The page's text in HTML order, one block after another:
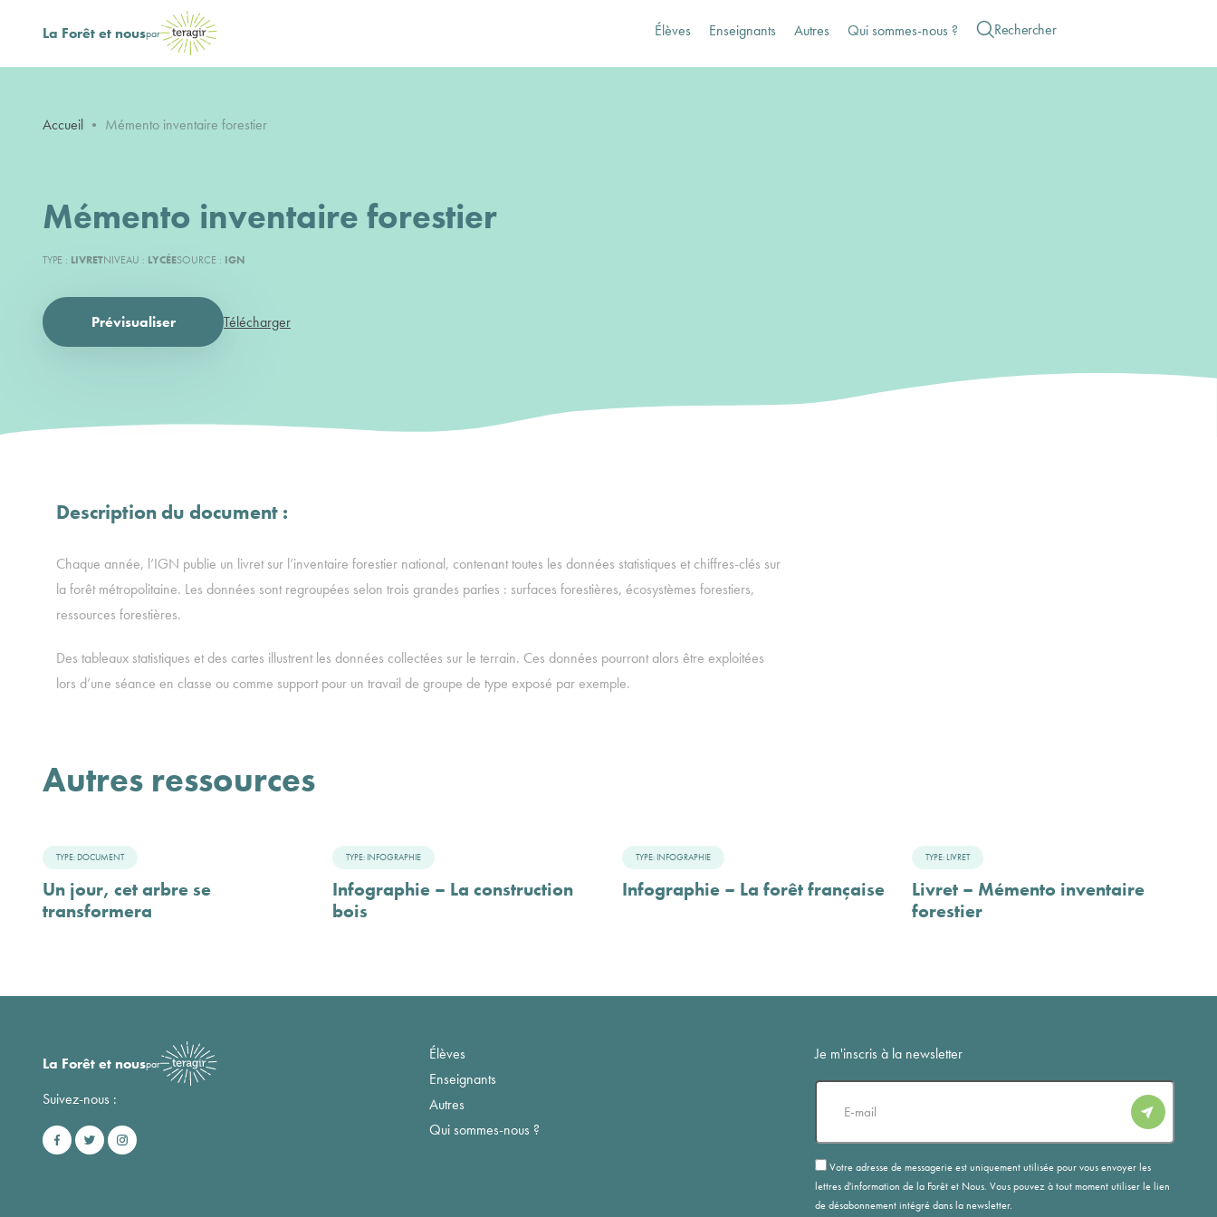
La Forêt et nouspar Élèves Enseignants Autres Qui sommes-nous ?
Accueil • Mémento inventaire forestier
Mémento inventaire forestier
TYPE : LIVRETNIVEAU : LYCÉESOURCE : IGN
Prévisualiser Télécharger
Description du document :
Chaque année, l’IGN publie un livret sur l’inventaire forestier national, contenant toutes les données statistiques et chiffres-clés sur
la forêt métropolitaine. Les données sont regroupées selon trois grandes parties : surfaces forestières, écosystèmes forestiers,
ressources forestières.
Des tableaux statistiques et des cartes illustrent les données collectées sur le terrain. Ces données pourront alors être exploitées
lors d’une séance en classe ou comme support pour un travail de groupe de type exposé par exemple.
Autres ressources
TYPE: DOCUMENT
Un jour, cet arbre se
transformera
TYPE: INFOGRAPHIE
Infographie – La construction
bois
TYPE: INFOGRAPHIE
Infographie – La forêt française
TYPE: LIVRET
Livret – Mémento inventaire
forestier
La Forêt et nouspar
Suivez-nous :
Élèves
Enseignants
Autres
Qui sommes-nous ?
Je m'inscris à la newsletter
RGPD
Votre adresse de messagerie est uniquement utilisée pour vous envoyer les
lettres d'information de la Forêt et Nous. Vous pouvez à tout moment utiliser le lien
de désabonnement intégré dans la newsletter.